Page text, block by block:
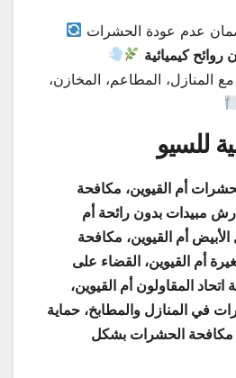
عدم عودة الحشرات
كيميائية
مع المنازل، المطاعم، المخازن،
للسيو
أم القيوين، مكافحة
رش مبيدات بدون رائحة أم
أم القيوين، مكافحة
أم القيوين، القضاء على
المقاولون أم القيوين،
في المنازل والمطابخ، حماية
مكافحة الحشرات بشكل